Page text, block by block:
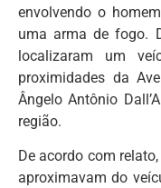
envolvendo o
uma arma de fogo.
localizaram um
proximidades da
Ângelo Antônio
região.
De acordo com
aproximavam do